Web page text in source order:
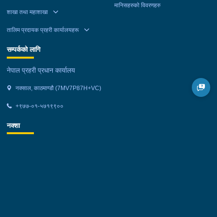
शाखा तथा महाशाखा
तालिम प्रदायक प्रहरी कार्यालयहरू
मानिसहरुको विवरणहरु
सम्पर्कको लागि
नेपाल प्रहरी प्रधान कार्यालय
नक्साल, काठमाण्डौ (7MV7P87H+VC)
+९७७-०१-५७१९९००
नक्शा